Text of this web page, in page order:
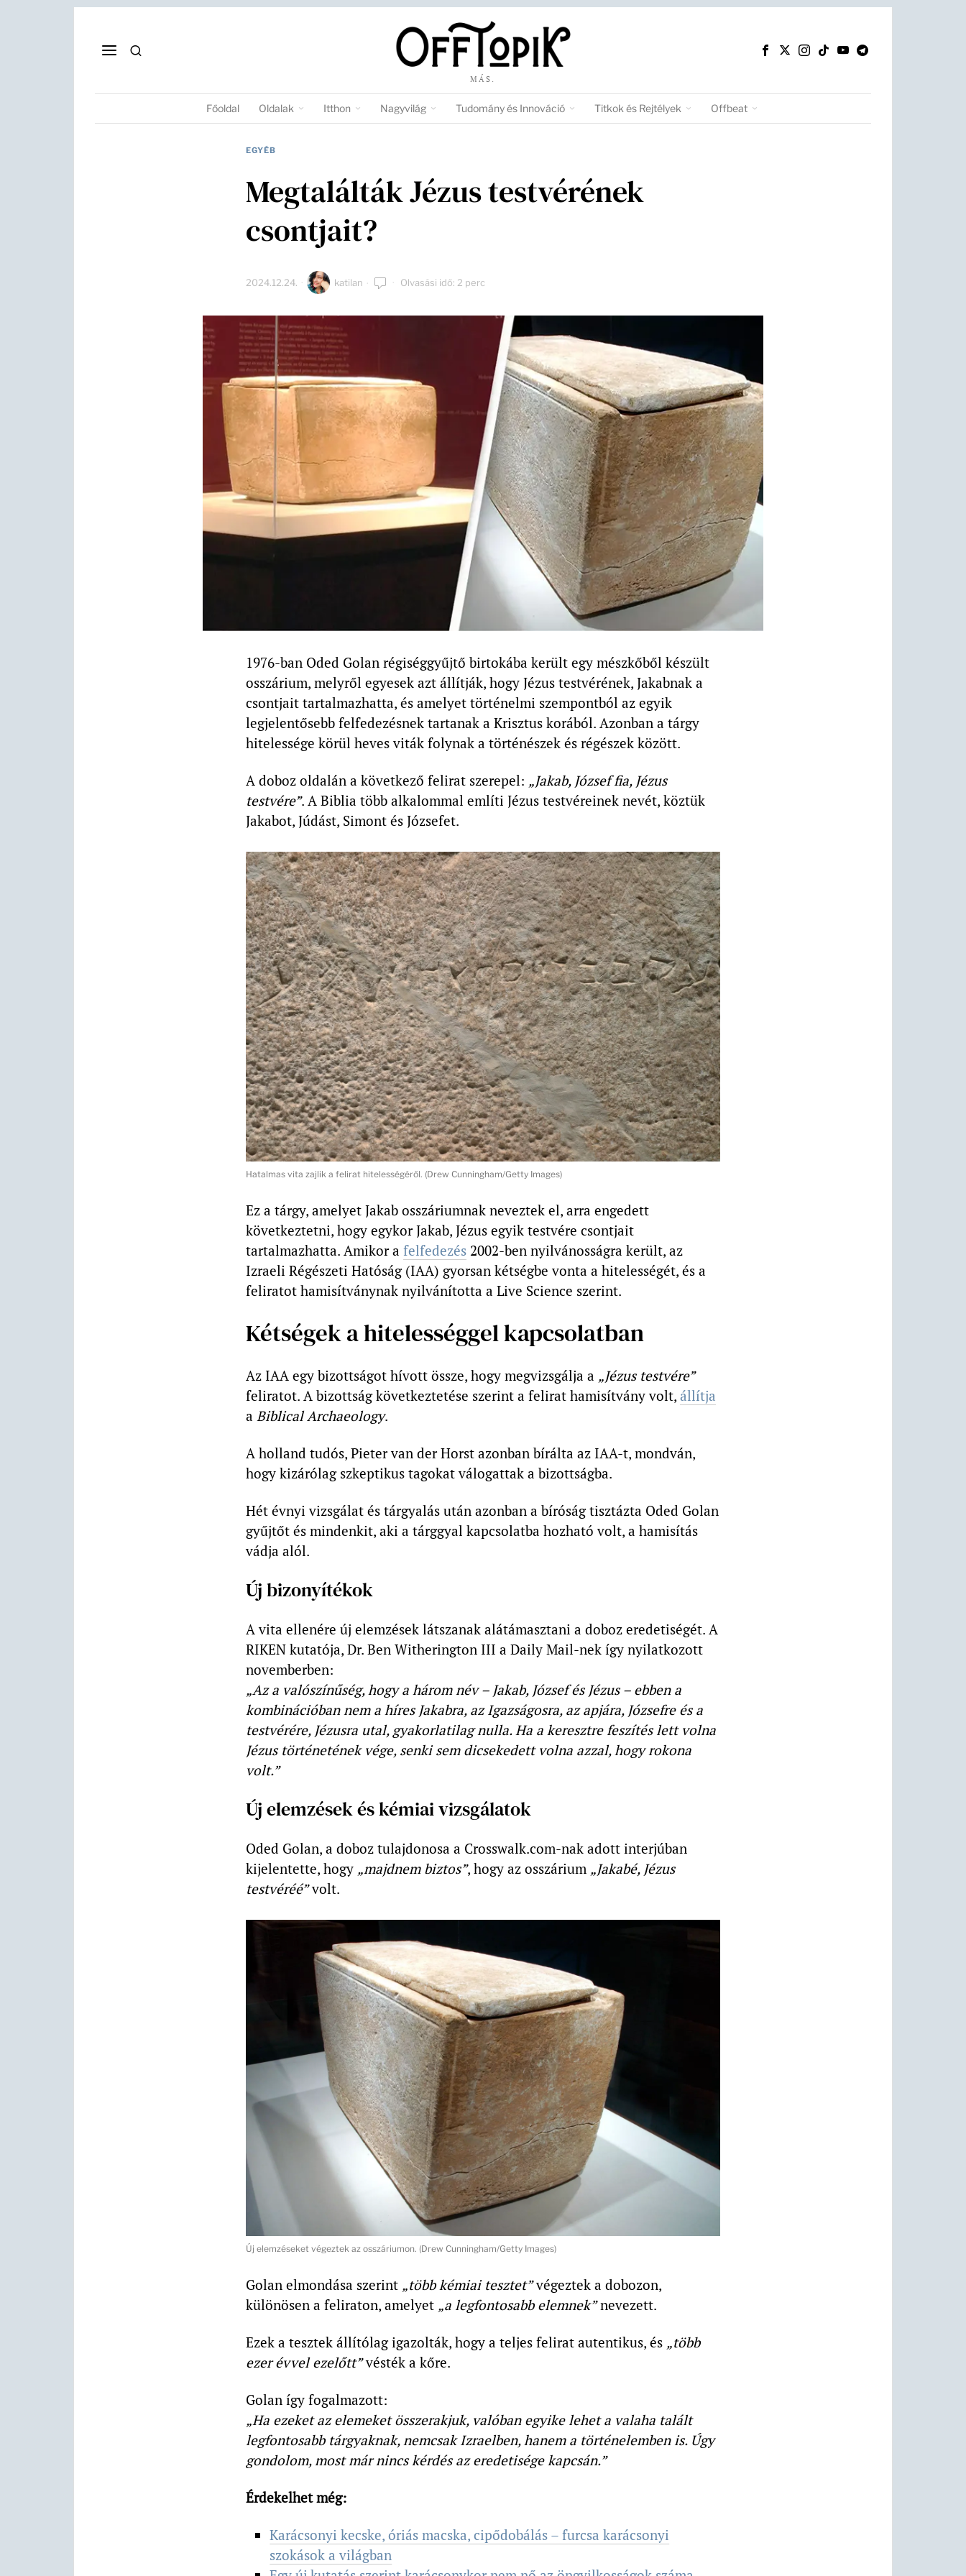
MÁS.
Főoldal Oldalak Itthon Nagyvilág Tudomány és Innováció Titkok és Rejtélyek Offbeat
EGYÉB
Megtalálták Jézus testvérének
csontjait?
2024.12.24. katilan Olvasási idő: 2 perc
1976-ban Oded Golan régiséggyűjtő birtokába került egy mészkőből készült
osszárium, melyről egyesek azt állítják, hogy Jézus testvérének, Jakabnak a
csontjait tartalmazhatta, és amelyet történelmi szempontból az egyik
legjelentősebb felfedezésnek tartanak a Krisztus korából. Azonban a tárgy
hitelessége körül heves viták folynak a történészek és régészek között.
A doboz oldalán a következő felirat szerepel: „Jakab, József fia, Jézus
testvére”. A Biblia több alkalommal említi Jézus testvéreinek nevét, köztük
Jakabot, Júdást, Simont és Józsefet.
Hatalmas vita zajlik a felirat hitelességéről. (Drew Cunningham/Getty Images)
Ez a tárgy, amelyet Jakab osszáriumnak neveztek el, arra engedett
következtetni, hogy egykor Jakab, Jézus egyik testvére csontjait
tartalmazhatta. Amikor a felfedezés 2002-ben nyilvánosságra került, az
Izraeli Régészeti Hatóság (IAA) gyorsan kétségbe vonta a hitelességét, és a
feliratot hamisítványnak nyilvánította a Live Science szerint.
Kétségek a hitelességgel kapcsolatban
Az IAA egy bizottságot hívott össze, hogy megvizsgálja a „Jézus testvére”
feliratot. A bizottság következtetése szerint a felirat hamisítvány volt, állítja
a Biblical Archaeology.
A holland tudós, Pieter van der Horst azonban bírálta az IAA-t, mondván,
hogy kizárólag szkeptikus tagokat válogattak a bizottságba.
Hét évnyi vizsgálat és tárgyalás után azonban a bíróság tisztázta Oded Golan
gyűjtőt és mindenkit, aki a tárggyal kapcsolatba hozható volt, a hamisítás
vádja alól.
Új bizonyítékok
A vita ellenére új elemzések látszanak alátámasztani a doboz eredetiségét. A
RIKEN kutatója, Dr. Ben Witherington III a Daily Mail-nek így nyilatkozott
novemberben:
„Az a valószínűség, hogy a három név – Jakab, József és Jézus – ebben a
kombinációban nem a híres Jakabra, az Igazságosra, az apjára, Józsefre és a
testvérére, Jézusra utal, gyakorlatilag nulla. Ha a keresztre feszítés lett volna
Jézus történetének vége, senki sem dicsekedett volna azzal, hogy rokona
volt.”
Új elemzések és kémiai vizsgálatok
Oded Golan, a doboz tulajdonosa a Crosswalk.com-nak adott interjúban
kijelentette, hogy „majdnem biztos”, hogy az osszárium „Jakabé, Jézus
testvéréé”volt.
Új elemzéseket végeztek az osszáriumon. (Drew Cunningham/Getty Images)
Golan elmondása szerint „több kémiai tesztet”végeztek a dobozon,
különösen a feliraton, amelyet „a legfontosabb elemnek”nevezett.
Ezek a tesztek állítólag igazolták, hogy a teljes felirat autentikus, és „több
ezer évvel ezelőtt”vésték a kőre.
Golan így fogalmazott:
„Ha ezeket az elemeket összerakjuk, valóban egyike lehet a valaha talált
legfontosabb tárgyaknak, nemcsak Izraelben, hanem a történelemben is. Úgy
gondolom, most már nincs kérdés az eredetisége kapcsán.”
Érdekelhet még:
Karácsonyi kecske, óriás macska, cipődobálás – furcsa karácsonyi
szokások a világban